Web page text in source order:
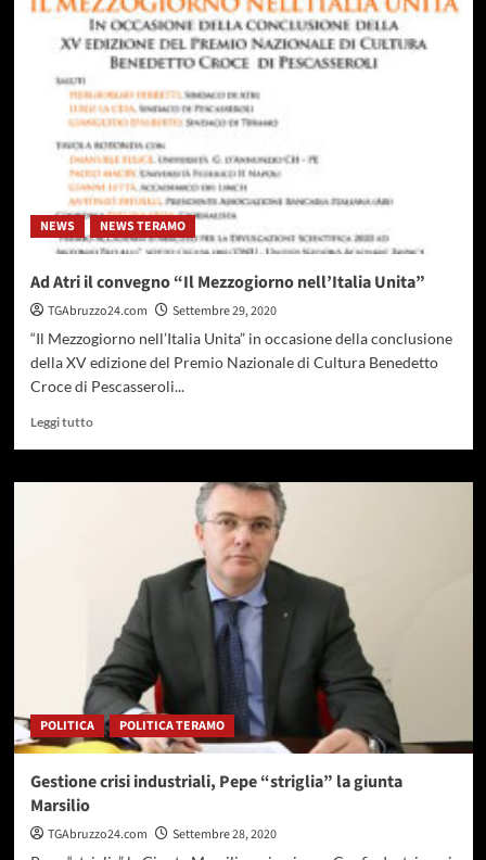
inaugurato
il
nuovo
accademico
dell’Università
Popolare
della
Terza
Età
NEWS NEWS TERAMO
Ad Atri il convegno “Il Mezzogiorno nell’Italia Unita”
TGAbruzzo24.com
Settembre 29, 2020
“Il Mezzogiorno nell’Italia Unita” in occasione della conclusione
della XV edizione del Premio Nazionale di Cultura Benedetto
Croce di Pescasseroli...
Leggi tuttoLeggi
su
Mezzogiorno
nell’Italia
Unita”
POLITICA POLITICA TERAMO
Gestione crisi industriali, Pepe “striglia” la giunta
Marsilio
TGAbruzzo24.com
Settembre 28, 2020